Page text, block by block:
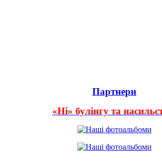
Партнери
«Ні» булінгу та